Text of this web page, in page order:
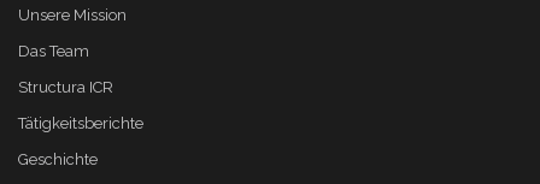
Unsere Mission
Das Team
Structura ICR
Tätigkeitsberichte
Geschichte